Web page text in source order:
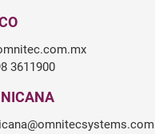
3611900